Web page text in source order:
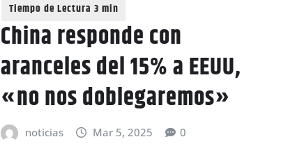
China responde con
aranceles del 15% a EEUU,
«no nos doblegaremos»
noticias Mar 5, 2025 0